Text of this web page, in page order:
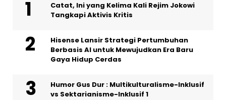
Catat, Ini yang Kelima Kali Rejim Jokowi
Tangkapi Aktivis Kritis
Hisense Lansir Strategi Pertumbuhan
Berbasis AI untuk Mewujudkan Era Baru
Gaya Hidup Cerdas
Humor Gus Dur : Multikulturalisme-Inklusif
vs Sektarianisme-Inklusif 1